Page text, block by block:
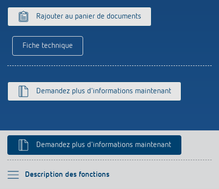
Aérez correctement: les capteurs de CO2
de Theben
Références
Télérupteur impulsionnel OKTO de Theben
Rajouter au panier de documents
Fiche technique
Demandez plus d'informations maintenant
Demandez plus d'informations maintenant
Description des fonctions
Veuillez sélectionner